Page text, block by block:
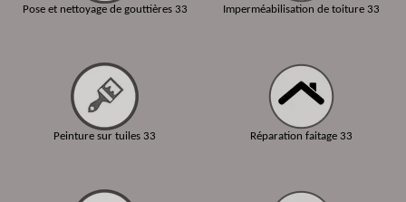
Pose et nettoyage de gouttières 33
Peinture sur tuiles 33
Imperméabilisation de toiture 33
Réparation faitage 33